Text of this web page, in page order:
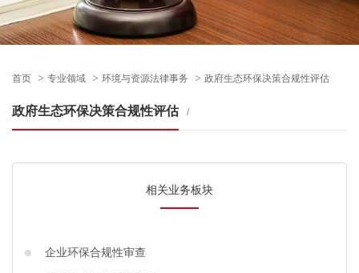
首页 > 专业领域 > 环境与资源法律事务 > 政府生态环保决策合规性评估
政府生态环保决策合规性评估 /
相关业务板块
企业环保合规性审查